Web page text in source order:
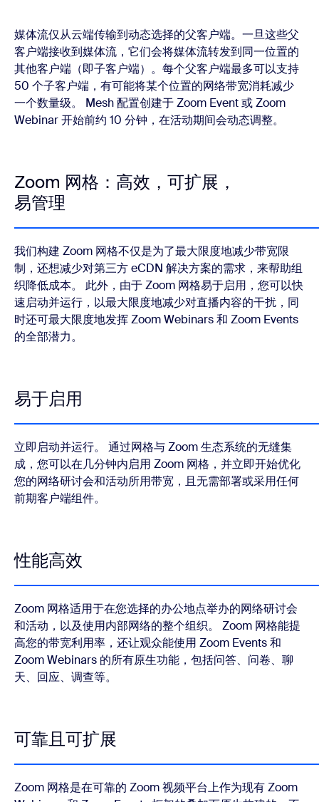
媒体流仅从云端传输到动态选择的父客户端。一旦这些父
客户端接收到媒体流，它们会将媒体流转发到同一位置的
其他客户端（即子客户端）。每个父客户端最多可以支持
50 个子客户端，有可能将某个位置的网络带宽消耗减少
一个数量级。 Mesh 配置创建于 Zoom Event 或 Zoom
Webinar 开始前约 10 分钟，在活动期间会动态调整。
Zoom 网格：高效，可扩展，
易管理
我们构建 Zoom 网格不仅是为了最大限度地减少带宽限
制，还想减少对第三方 eCDN 解决方案的需求，来帮助组
织降低成本。 此外，由于 Zoom 网格易于启用，您可以快
速启动并运行，以最大限度地减少对直播内容的干扰，同
时还可最大限度地发挥 Zoom Webinars 和 Zoom Events
的全部潜力。
易于启用
立即启动并运行。 通过网格与 Zoom 生态系统的无缝集
成，您可以在几分钟内启用 Zoom 网格，并立即开始优化
您的网络研讨会和活动所用带宽，且无需部署或采用任何
前期客户端组件。
性能高效
Zoom 网格适用于在您选择的办公地点举办的网络研讨会
和活动，以及使用内部网络的整个组织。 Zoom 网格能提
高您的带宽利用率，还让观众能使用 Zoom Events 和
Zoom Webinars 的所有原生功能，包括问答、问卷、聊
天、回应、调查等。
可靠且可扩展
Zoom 网格是在可靠的 Zoom 视频平台上作为现有 Zoom